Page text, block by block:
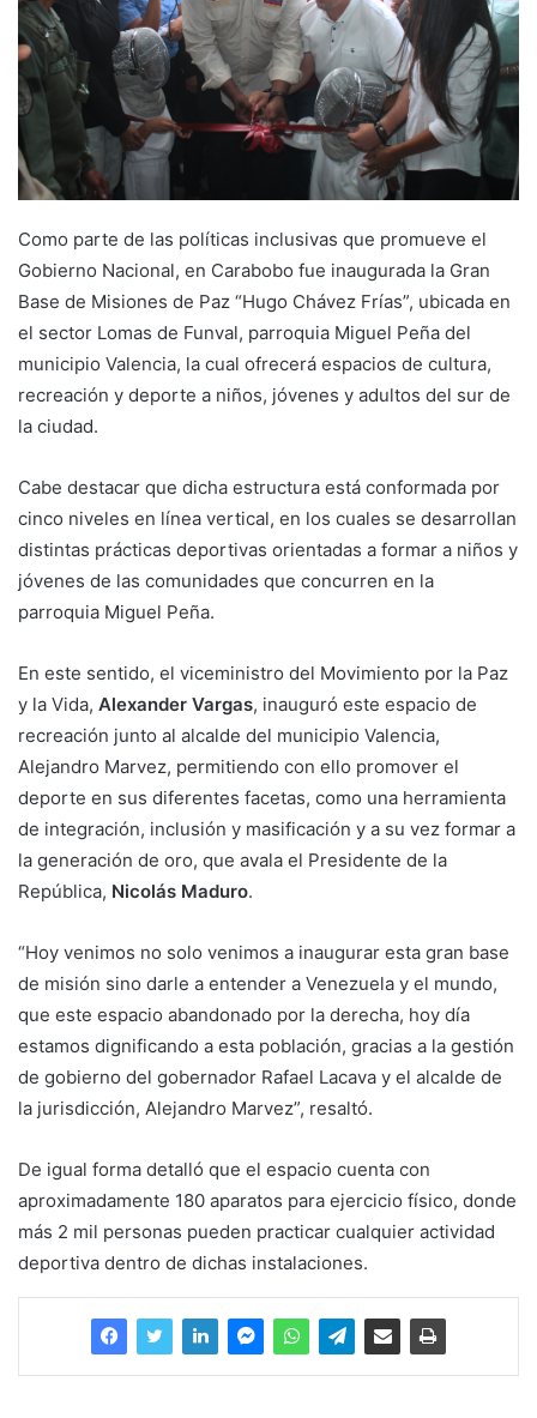
Como parte de las políticas inclusivas que promueve el
Gobierno Nacional, en Carabobo fue inaugurada la Gran
Base de Misiones de Paz “Hugo Chávez Frías”, ubicada en
el sector Lomas de Funval, parroquia Miguel Peña del
municipio Valencia, la cual ofrecerá espacios de cultura,
recreación y deporte a niños, jóvenes y adultos del sur de
la ciudad.
Cabe destacar que dicha estructura está conformada por
cinco niveles en línea vertical, en los cuales se desarrollan
distintas prácticas deportivas orientadas a formar a niños y
jóvenes de las comunidades que concurren en la
parroquia Miguel Peña.
En este sentido, el viceministro del Movimiento por la Paz
y la Vida, Alexander Vargas, inauguró este espacio de
recreación junto al alcalde del municipio Valencia,
Alejandro Marvez, permitiendo con ello promover el
deporte en sus diferentes facetas, como una herramienta
de integración, inclusión y masificación y a su vez formar a
la generación de oro, que avala el Presidente de la
República, Nicolás Maduro.
“Hoy venimos no solo venimos a inaugurar esta gran base
de misión sino darle a entender a Venezuela y el mundo,
que este espacio abandonado por la derecha, hoy día
estamos dignificando a esta población, gracias a la gestión
de gobierno del gobernador Rafael Lacava y el alcalde de
la jurisdicción, Alejandro Marvez”, resaltó.
De igual forma detalló que el espacio cuenta con
aproximadamente 180 aparatos para ejercicio físico, donde
más 2 mil personas pueden practicar cualquier actividad
deportiva dentro de dichas instalaciones.